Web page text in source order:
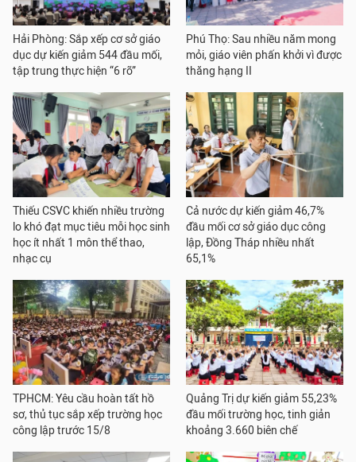
Hải Phòng: Sắp xếp cơ sở giáo
dục dự kiến giảm 544 đầu mối,
tập trung thực hiện “6 rõ”
Phú Thọ: Sau nhiều năm mong
mỏi, giáo viên phấn khởi vì được
thăng hạng II
Thiếu CSVC khiến nhiều trường
lo khó đạt mục tiêu mỗi học sinh
học ít nhất 1 môn thể thao,
nhạc cụ
Cả nước dự kiến giảm 46,7%
đầu mối cơ sở giáo dục công
lập, Đồng Tháp nhiều nhất
65,1%
TPHCM: Yêu cầu hoàn tất hồ
sơ, thủ tục sắp xếp trường học
công lập trước 15/8
Quảng Trị dự kiến giảm 55,23%
đầu mối trường học, tinh giản
khoảng 3.660 biên chế